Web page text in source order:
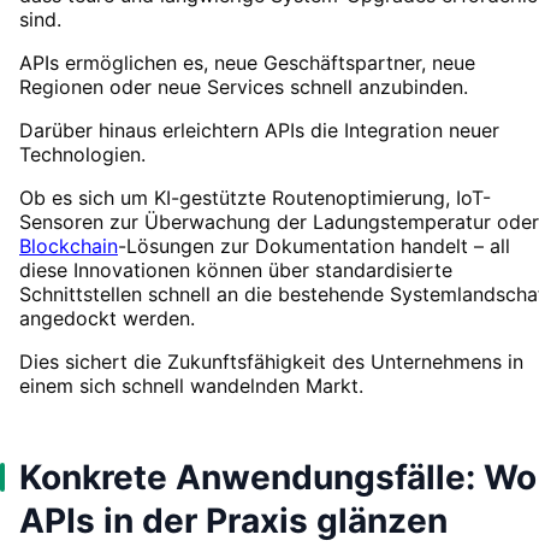
sind.
APIs ermöglichen es, neue Geschäftspartner, neue
Regionen oder neue Services schnell anzubinden.
Darüber hinaus erleichtern APIs die Integration neuer
Technologien.
Ob es sich um KI-gestützte Routenoptimierung, IoT-
Sensoren zur Überwachung der Ladungstemperatur oder
Blockchain-Lösungen zur Dokumentation handelt – all
diese Innovationen können über standardisierte
Schnittstellen schnell an die bestehende
angedockt werden.
Dies sichert die Zukunftsfähigkeit des Unternehmens in
einem sich schnell wandelnden Markt.
Konkrete Anwendungsfälle: Wo
APIs in der Praxis glänzen